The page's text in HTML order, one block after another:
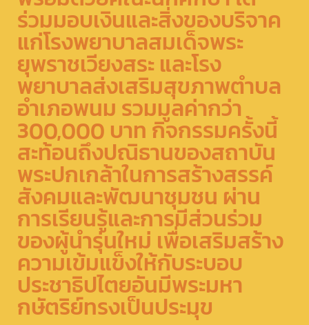
ร่วมมอบเงินและสิ่งของบริจาค
แก่โรงพยาบาลสมเด็จพระ
ยุพราชเวียงสระ และโรง
พยาบาลส่งเสริมสุขภาพตำบล
อำเภอพนม รวมมูลค่ากว่า
300,000 บาท กิจกรรมครั้งนี้
สะท้อนถึงปณิธานของสถาบัน
พระปกเกล้าในการสร้างสรรค์
สังคมและพัฒนาชุมชน ผ่าน
การเรียนรู้และการมีส่วนร่วม
ของผู้นำรุ่นใหม่ เพื่อเสริมสร้าง
ความเข้มแข็งให้กับระบอบ
ประชาธิปไตยอันมีพระมหา
กษัตริย์ทรงเป็นประมุข